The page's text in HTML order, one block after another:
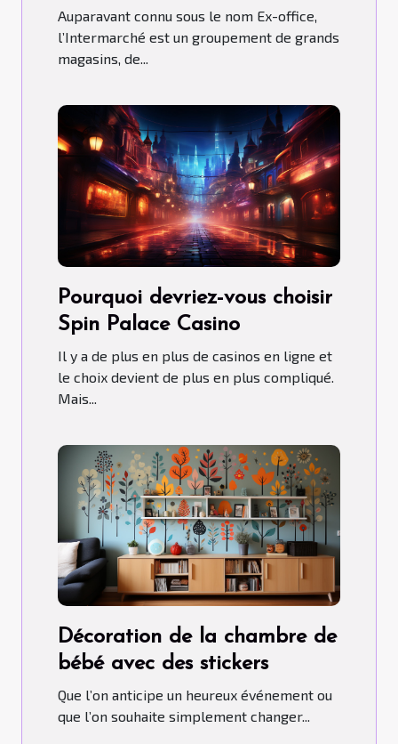
qu’adopte l’Intermarché ?
Auparavant connu sous le nom Ex-office,
l’Intermarché est un groupement de grands
magasins, de...
Pourquoi devriez-vous choisir
Spin Palace Casino
Il y a de plus en plus de casinos en ligne et
le choix devient de plus en plus compliqué.
Mais...
Décoration de la chambre de
bébé avec des stickers
Que l’on anticipe un heureux événement ou
que l’on souhaite simplement changer...